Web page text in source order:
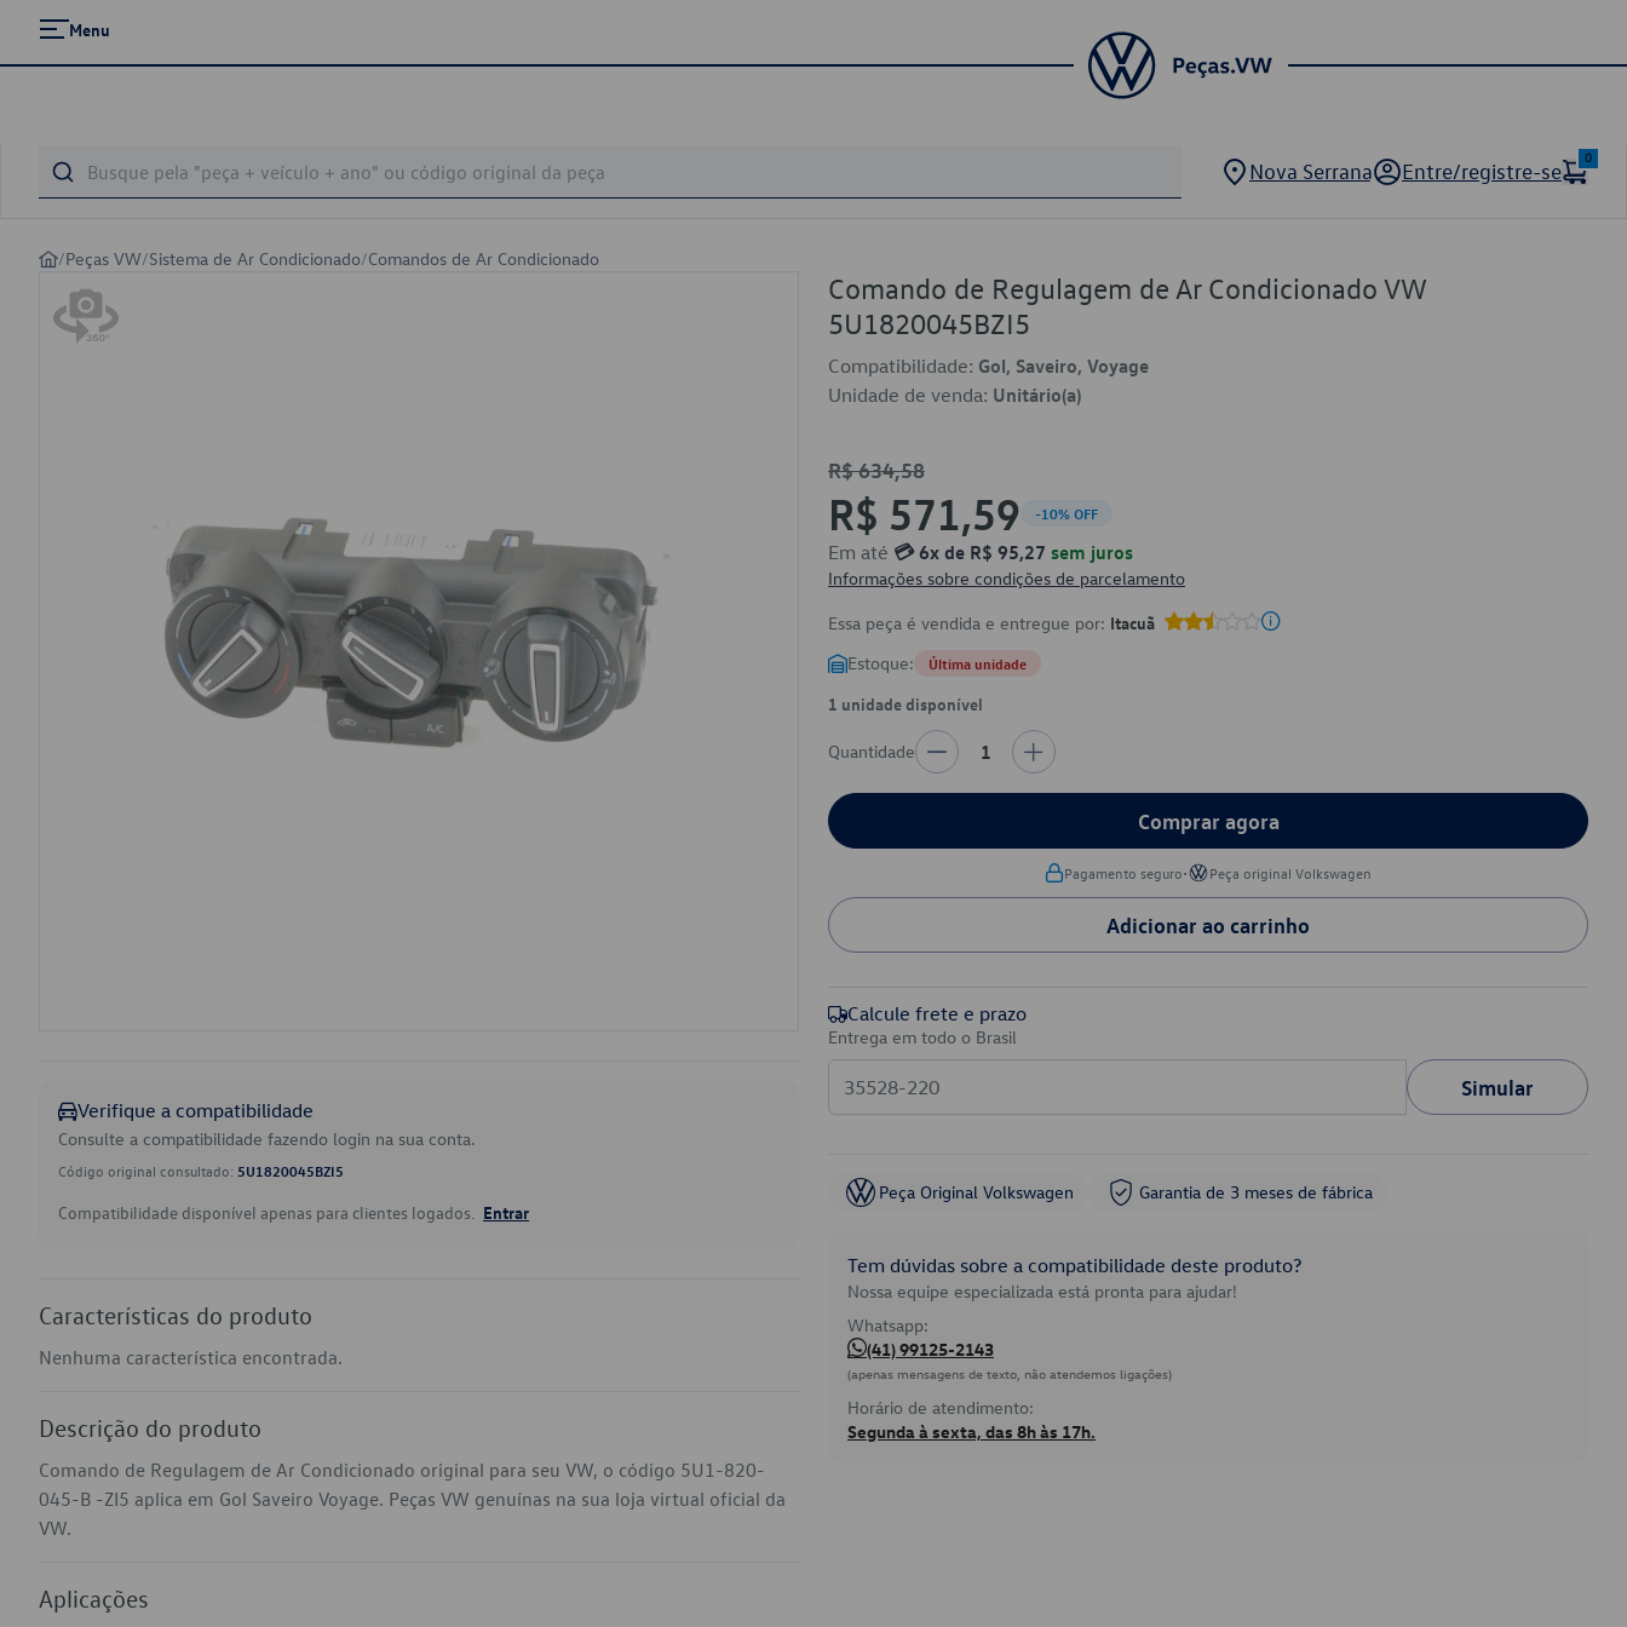
Menu
Nova Serrana Entre/registre-se
0
/Peças VW/Sistema de Ar Condicionado/Comandos de Ar Condicionado
Verifique a compatibilidade
Consulte a compatibilidade fazendo login na sua conta.
Código original consultado: 5U1820045BZI5
Compatibilidade disponível apenas para clientes logados. Entrar
Características do produto
Nenhuma característica encontrada.
Descrição do produto
Comando de Regulagem de Ar Condicionado original para seu VW, o código 5U1-820-
045-B -ZI5 aplica em Gol Saveiro Voyage. Peças VW genuínas na sua loja virtual oficial da
VW.
Aplicações
Comando de Regulagem de Ar Condicionado VW
5U1820045BZI5
Compatibilidade: Gol, Saveiro, Voyage
Unidade de venda: Unitário(a)
R$ 634,58
R$ 571,59 -10% OFF
Em até 💳 6x de R$ 95,27 sem juros
Informações sobre condições de parcelamento
Essa peça é vendida e entregue por: Itacuã
Estoque: Última unidade
1 unidade disponível
Quantidade 1
Comprar agora
Pagamento seguro• Peça original Volkswagen
Adicionar ao carrinho
Calcule frete e prazo
Entrega em todo o Brasil
Simular
Peça Original Volkswagen Garantia de 3 meses de fábrica
Tem dúvidas sobre a compatibilidade deste produto?
Nossa equipe especializada está pronta para ajudar!
Whatsapp:
(41) 99125-2143
(apenas mensagens de texto, não atendemos ligações)
Horário de atendimento:
Segunda à sexta, das 8h às 17h.